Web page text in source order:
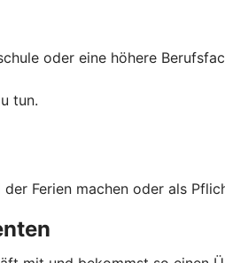
oder eine höhere
tun.
Ferien machen oder als